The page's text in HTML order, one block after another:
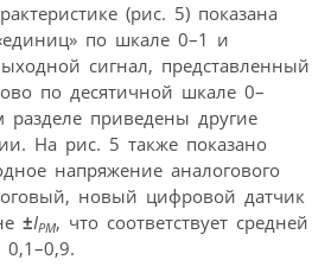
(рис. 5) показана
по шкале 0–1 и
сигнал, представленный
по десятичной шкале 0–
приведены другие
На рис. 5 также показано
напряжение аналогового
новый цифровой датчик
±IPM, что соответствует средней
0,1–0,9.